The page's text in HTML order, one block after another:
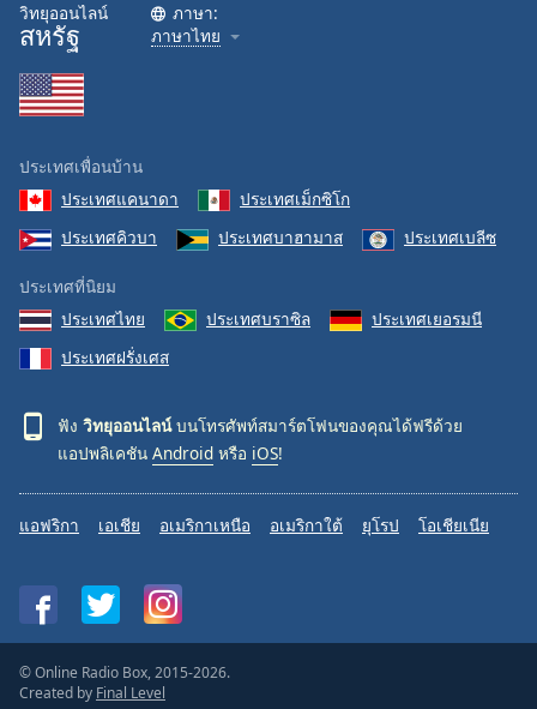
วิทยุออนไลน์
สหรัฐ
ภาษา:
ภาษาไทย
ประเทศเพื่อนบ้าน
ประเทศแคนาดา
ประเทศเม็กซิโก
ประเทศคิวบา
ประเทศบาฮามาส ประเทศเบลีซ
ประเทศที่นิยม
ประเทศไทย
ประเทศบราซิล
ประเทศเยอรมนี
ประเทศฝรั่งเศส
ฟัง วิทยุออนไลน์บนโทรศัพท์สมาร์ตโฟนของคุณได้ฟรีด้วย
แอปพลิเคชัน Android หรือ iOS!
แอฟริกา เอเชีย อเมริกาเหนือ อเมริกาใต้ ยุโรป โอเชียเนีย
© Online Radio Box, 2015-2026.
Created by Final Level